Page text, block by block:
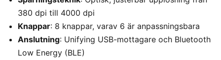
380 dpi till 4000 dpi
Knappar: 8 knappar, varav 6 är anpassningsbara
Anslutning: Unifying USB-mottagare och Bluetooth
Low Energy (BLE)